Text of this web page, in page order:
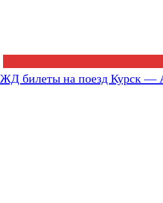
ЖД билеты на поезд Курск —